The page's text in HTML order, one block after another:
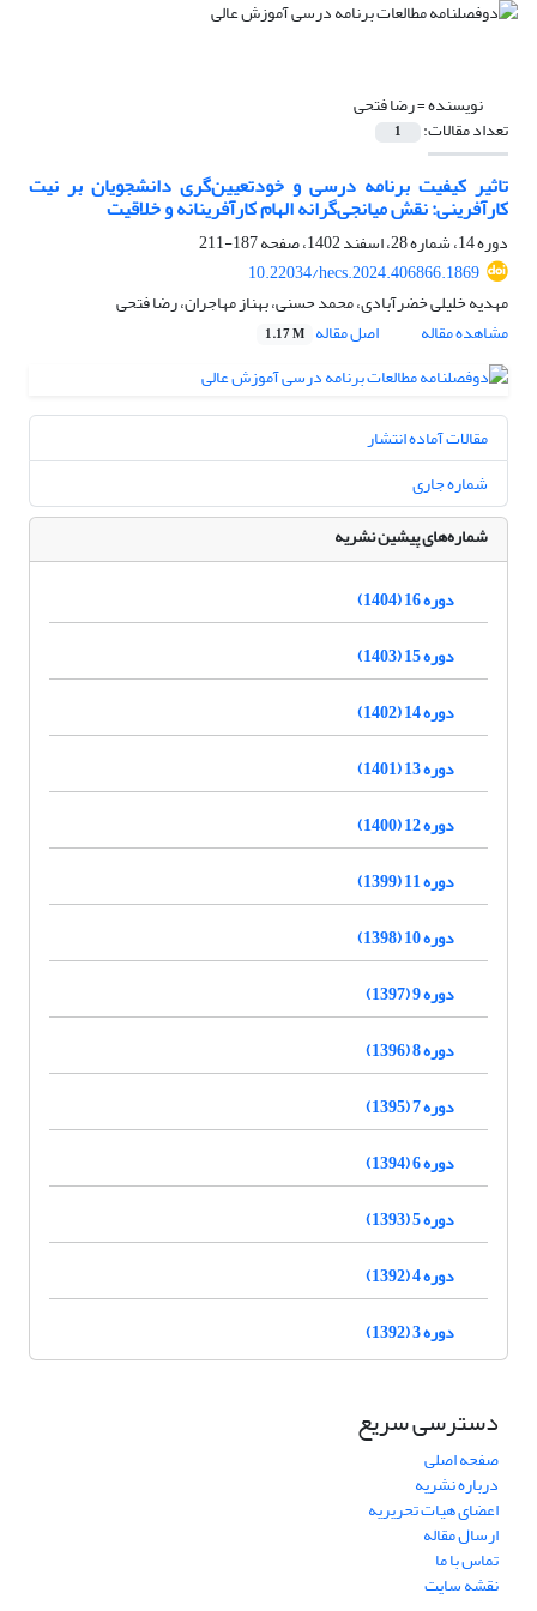
نویسنده =رضا فتحی
تعداد مقالات: 1
تاثیر کیفیت برنامه درسی و خودتعیین‌گری دانشجویان بر نیت
کارآفرینی: نقش میانجی‌گرانه الهام کارآفرینانه و خلاقیت
دوره 14، شماره 28، اسفند 1402، صفحه
187-211
10.22034/hecs.2024.406866.1869
مهدیه خلیلی خضرآبادی، محمد حسنی، بهناز مهاجران، رضا فتحی
مشاهده مقاله
اصل مقاله 1.17 M
مقالات آماده انتشار
شماره جاری
شماره‌های پیشین نشریه
دوره 16 (1404)
دوره 15 (1403)
دوره 14 (1402)
دوره 13 (1401)
دوره 12 (1400)
دوره 11 (1399)
دوره 10 (1398)
دوره 9 (1397)
دوره 8 (1396)
دوره 7 (1395)
دوره 6 (1394)
دوره 5 (1393)
دوره 4 (1392)
دوره 3 (1392)
دسترسی سریع
صفحه اصلی
درباره نشریه
اعضای هیات تحریریه
ارسال مقاله
تماس با ما
نقشه سایت